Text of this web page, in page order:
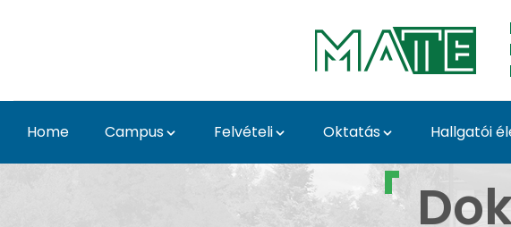
Home Campus Felvételi Oktatás Hallgatói
Doktori Iskolák - Kaposvári